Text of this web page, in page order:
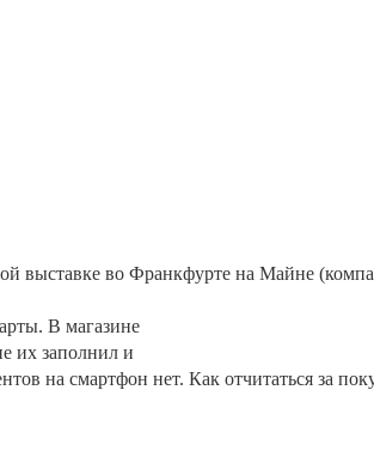
выставке во Франкфурте на Майне
В магазине
их заполнил и
на смартфон нет. Как отчитаться за